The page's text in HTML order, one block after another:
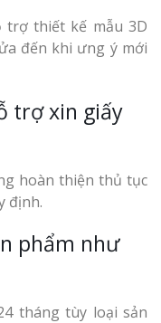
trợ thiết kế mẫu 3D
đến khi ưng ý mới
trợ xin giấy
hoàn thiện thủ tục
định.
phẩm như
tháng tùy loại sản